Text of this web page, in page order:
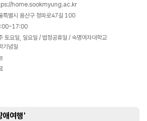
home.sookmyung.ac.kr
특별시 용산구 청파로47길 100
토요일, 일요일 / 법정공휴일 / 숙명여자대학교
기념일
애여행'